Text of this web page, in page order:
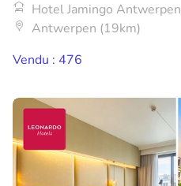
Hotel Jamingo Antwerpen
Antwerpen (19km)
Vendu : 476